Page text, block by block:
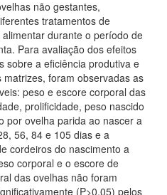
não gestantes,
tratamentos de
durante o período de
Para avaliação dos efeitos
sobre a eficiência produtiva e
matrizes, foram observadas as
peso e escore corporal das
prolificidade, peso nascido
por ovelha parida ao nascer a
56, 84 e 105 dias e a
cordeiros do nascimento a
corporal e o escore de
das ovelhas não foram
(P>0,05) pelos